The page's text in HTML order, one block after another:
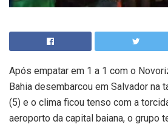
Após empatar em 1 a 1 com o
Bahia desembarcou em Salvador na
(5) e o clima ficou tenso com a
aeroporto da capital baiana, o grupo